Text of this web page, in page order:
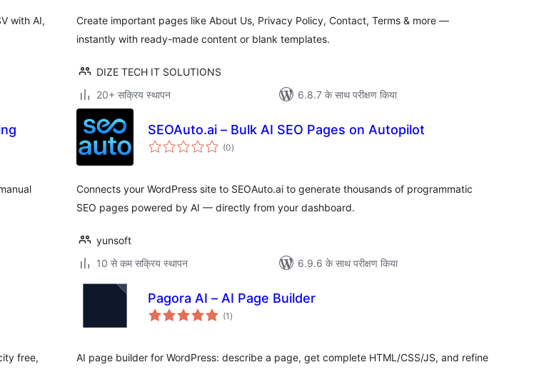
with AI,
Create important pages like About Us, Privacy Policy, Contact, Terms & more —
instantly with ready-made content or blank templates.
DIZE TECH IT SOLUTIONS
20+ सक्रिय स्थापन
6.8.7 के साथ परीक्षण किया
SEOAuto.ai – Bulk AI SEO Pages on Autopilot
(0कुल
दर)
Connects your WordPress site to SEOAuto.ai to generate thousands of programmatic
SEO pages powered by AI — directly from your dashboard.
yunsoft
10 से कम सक्रिय स्थापन
6.9.6 के साथ परीक्षण किया
free,
Pagora AI – AI Page Builder
(1 कुल
दर)
AI page builder for WordPress: describe a page, get complete HTML/CSS/JS, and refine